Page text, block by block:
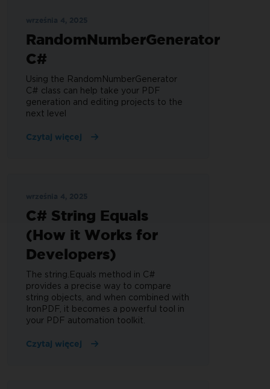
września 4, 2025
RandomNumberGenerator
C#
Using the RandomNumberGenerator
C# class can help take your PDF
generation and editing projects to the
next level
Czytaj więcej
września 4, 2025
C# String Equals
(How it Works for
Developers)
The string.Equals method in C#
provides a precise way to compare
string objects, and when combined with
IronPDF, it becomes a powerful tool in
your PDF automation toolkit.
Czytaj więcej